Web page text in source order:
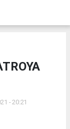
- 20:21